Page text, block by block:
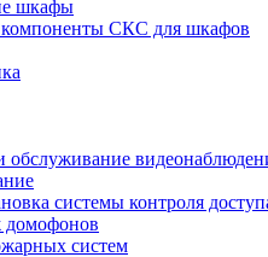
шкафы
компоненты СКС для шкафов
обслуживание
системы контроля
домофонов
систем